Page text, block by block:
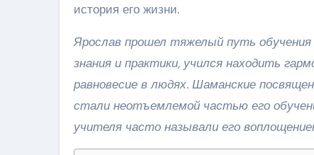
история его жизни.
Ярослав прошел тяжелый путь
знания и практики, учился находить
равновесие в людях. Шаманские
стали неотъемлемой частью его
учителя часто называли его